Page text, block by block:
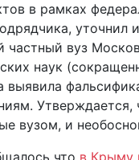
в рамках
уточнил
частный вуз
наук
выявила
вузом, и